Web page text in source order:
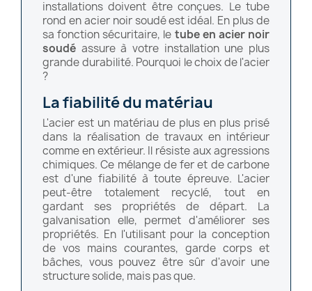
installations doivent être conçues. Le tube
rond en acier noir soudé est idéal. En plus de
sa fonction sécuritaire, le tube en acier noir
soudé assure à votre installation une plus
grande durabilité. Pourquoi le choix de l'acier
?
La fiabilité du matériau
L'acier est un matériau de plus en plus prisé
dans la réalisation de travaux en intérieur
comme en extérieur. Il résiste aux agressions
chimiques. Ce mélange de fer et de carbone
est d'une fiabilité à toute épreuve. L'acier
peut-être totalement recyclé, tout en
gardant ses propriétés de départ. La
galvanisation elle, permet d'améliorer ses
propriétés. En l'utilisant pour la conception
de vos mains courantes, garde corps et
bâches, vous pouvez être sûr d'avoir une
structure solide, mais pas que.